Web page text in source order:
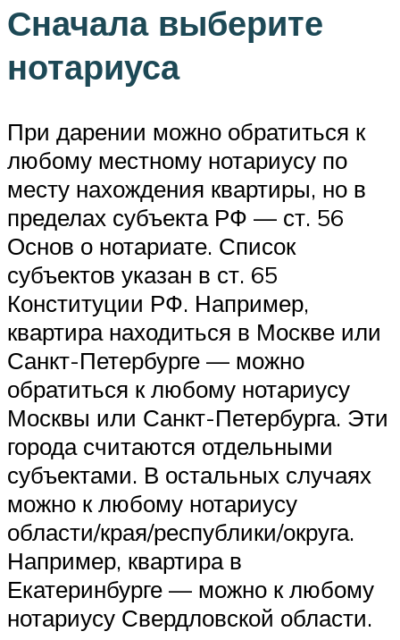
Сначала выберите
нотариуса
При дарении можно обратиться к
любому местному нотариусу по
месту нахождения квартиры, но в
пределах субъекта РФ — ст. 56
Основ о нотариате. Список
субъектов указан в ст. 65
Конституции РФ. Например,
квартира находиться в Москве или
Санкт-Петербурге — можно
обратиться к любому нотариусу
Москвы или Санкт-Петербурга. Эти
города считаются отдельными
субъектами. В остальных случаях
можно к любому нотариусу
области/края/республики/округа.
Например, квартира в
Екатеринбурге — можно к любому
нотариусу Свердловской области.